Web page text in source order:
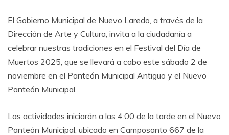
El Gobierno Municipal de Nuevo Laredo, a través de la
Dirección de Arte y Cultura, invita a la ciudadanía a
celebrar nuestras tradiciones en el Festival del Día de
Muertos 2025, que se llevará a cabo este sábado 2 de
noviembre en el Panteón Municipal Antiguo y el Nuevo
Panteón Municipal.
Las actividades iniciarán a las 4:00 de la tarde en el Nuevo
Panteón Municipal, ubicado en Camposanto 667 de la